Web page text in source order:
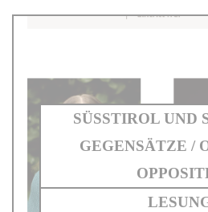
SÜSSTIROL UND
EGENSÄTZE /